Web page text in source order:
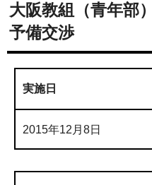
大阪教組（青年部
予備交渉
実施日
2015年12月8日